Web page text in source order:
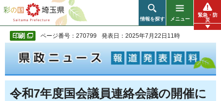
彩の国 埼玉県
情報を探す メニュー
緊急・防
災
ページ番号：270799 発表日：2025年7月22日11時
令和7年度国会議員連絡会議の開催に